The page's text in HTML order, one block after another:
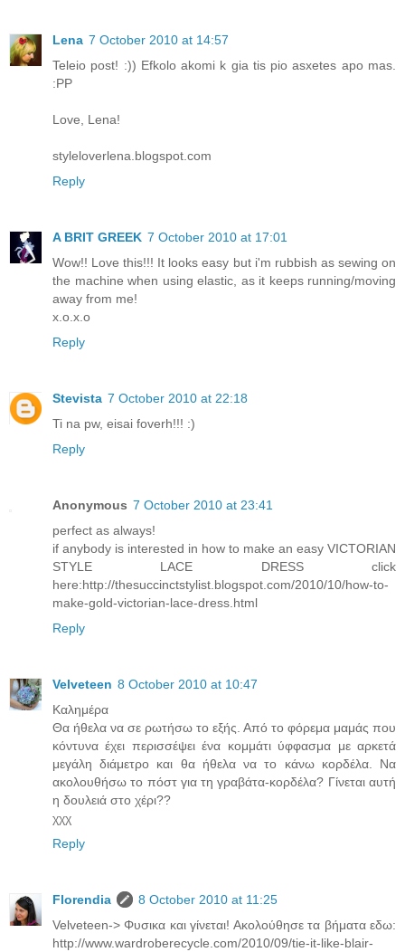
Lena 7 October 2010 at 14:57
Teleio post! :)) Efkolo akomi k gia tis pio asxetes apo mas.
:PP
Love, Lena!
styleloverlena.blogspot.com
Reply
A BRIT GREEK 7 October 2010 at 17:01
Wow!! Love this!!! It looks easy but i'm rubbish as sewing on
the machine when using elastic, as it keeps running/moving
away from me!
x.o.x.o
Reply
Stevista 7 October 2010 at 22:18
Ti na pw, eisai foverh!!! :)
Reply
Anonymous 7 October 2010 at 23:41
perfect as always!
if anybody is interested in how to make an easy VICTORIAN
STYLE LACE DRESS click
here:http://thesuccinctstylist.blogspot.com/2010/10/how-to-
make-gold-victorian-lace-dress.html
Reply
Velveteen 8 October 2010 at 10:47
Καλημέρα
Θα ήθελα να σε ρωτήσω το εξής. Από το φόρεμα μαμάς που
κόντυνα έχει περισσέψει ένα κομμάτι ύφφασμα με αρκετά
μεγάλη διάμετρο και θα ήθελα να το κάνω κορδέλα. Να
ακολουθήσω το πόστ για τη γραβάτα-κορδέλα? Γίνεται αυτή
η δουλειά στο χέρι??
χχχ
Reply
Florendia
8 October 2010 at 11:25
Velveteen-> Φυσικα και γίνεται! Ακολούθησε τα βήματα εδω:
http://www.wardroberecycle.com/2010/09/tie-it-like-blair-